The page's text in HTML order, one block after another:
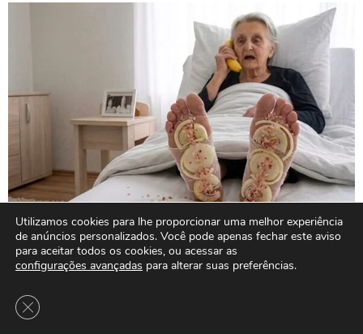
Utilizamos cookies para lhe proporcionar uma melhor experiência
de anúncios personalizados. Você pode apenas fechar este aviso
para aceitar todos os cookies, ou acessar as
configurações avançadas para alterar suas preferências.
Close GDPR Cookie Banner